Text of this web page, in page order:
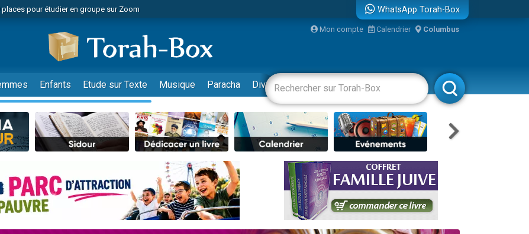
places pour étudier en groupe sur Zoom
de nous rejoindre sur WhatsApp
de nous rejoindre sur WhatsApp
viennent de faire un don pour Reloger Rivka, 6 enfants, victime de violences...
viennent de faire un don pour 1 Journée de Vacances Pour les Enfants
viennent de demander une bénédiction
de nous rejoindre sur WhatsApp
places pour étudier en groupe sur Zoom
de nous rejoindre sur WhatsApp
de nous rejoindre sur WhatsApp
donner son Maasser
WhatsApp Torah-Box
Mon compte Calendrier Columbus
Enfants Etude sur Texte Musique Paracha Divertissements Livres Rabbanim